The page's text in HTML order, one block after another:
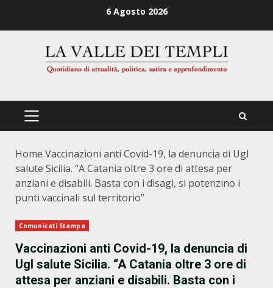
6 Agosto 2026
PRIMÄRES
Home Vaccinazioni anti Covid-19, la denuncia di Ugl
salute Sicilia. “A Catania oltre 3 ore di attesa per
anziani e disabili. Basta con i disagi, si potenzino i
punti vaccinali sul territorio”
Comunicati Stampa
Vaccinazioni anti Covid-19, la denuncia di
Ugl salute Sicilia. “A Catania oltre 3 ore di
attesa per anziani e disabili. Basta con i